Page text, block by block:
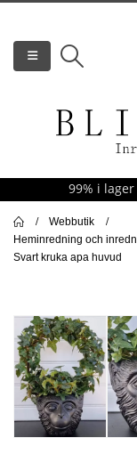
99% i lager
Webbutik
Heminredning och
Svart kruka apa huvud